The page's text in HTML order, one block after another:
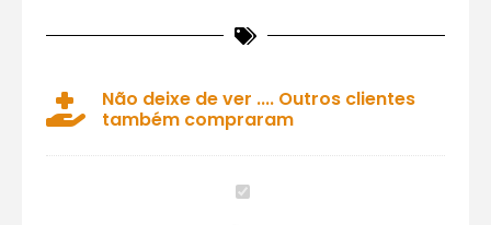
Não deixe de ver .... Outros clientes
também compraram
Pastilhas